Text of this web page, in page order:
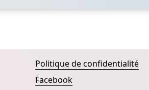
Politique de confidentialité
Facebook